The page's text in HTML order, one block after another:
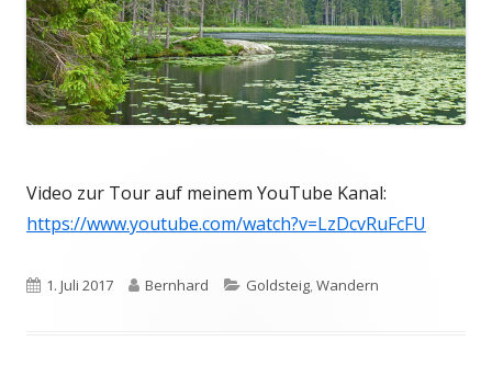
Video zur Tour auf meinem YouTube Kanal:
https://www.youtube.com/watch?v=LzDcvRuFcFU
Veröffentlicht
1. Juli 2017 Autor
Bernhard Kategorien
Goldsteig,Wandern